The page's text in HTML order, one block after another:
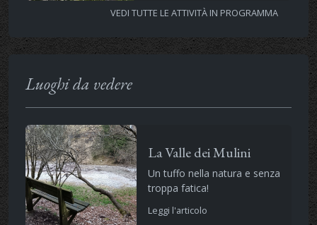
VEDI TUTTE LE ATTIVITÀ IN PROGRAMMA
Luoghi da vedere
La Valle dei Mulini
Un tuffo nella natura e senza
troppa fatica!
Leggi l'articolo